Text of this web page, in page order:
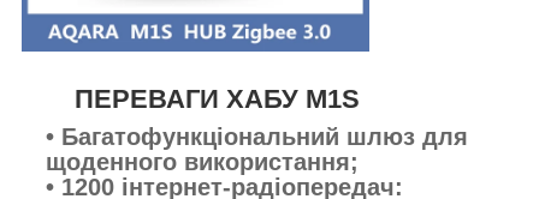
ПЕРЕВАГИ ХАБУ M1S
• Багатофункціональний шлюз для
щоденного використання;
• 1200 інтернет-радіопередач: